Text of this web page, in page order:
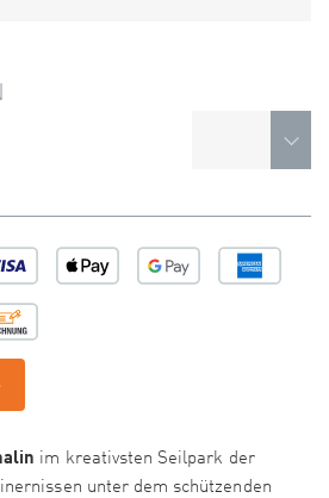
im kreativsten Seilpark der
unter dem schützenden